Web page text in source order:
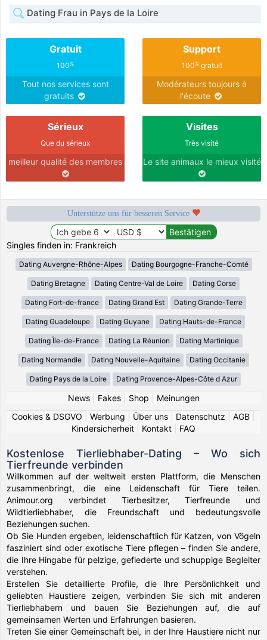
Dating Frau in Pays de la Loire
Gratuit
100%
Tout nos services sont
gratuits
Support
100%gratuit
Modérateurs toujours à
l'écoute
Sérieux
Que du sérieux
meilleur qualité des membres
Visites
Très visité
Le site animaux le mieux visité
Unterstütze uns für besseren Service
Singles finden in: Frankreich
Dating Auvergne-Rhône-Alpes Dating Bourgogne-Franche-Comté
Dating Bretagne Dating Centre-Val de Loire Dating Corse
Dating Fort-de-france Dating Grand Est Dating Grande-Terre
Dating Guadeloupe Dating Guyane Dating Hauts-de-France
Dating Île-de-France Dating La Réunion Dating Martinique
Dating Normandie Dating Nouvelle-Aquitaine Dating Occitanie
Dating Pays de la Loire Dating Provence-Alpes-Côte d Azur
News| Fakes| Shop
Meinungen
Cookies & DSGVO
Werbung Über uns Datenschutz AGB
Kindersicherheit
Kontakt FAQ
Kostenlose Tierliebhaber-Dating – Wo sich
Tierfreunde verbinden
Willkommen auf der weltweit ersten Plattform, die Menschen
zusammenbringt, die eine Leidenschaft für Tiere teilen.
Animour.org verbindet Tierbesitzer, Tierfreunde und
Wildtierliebhaber, die Freundschaft und bedeutungsvolle
Beziehungen suchen.
Ob Sie Hunden ergeben, leidenschaftlich für Katzen, von Vögeln
fasziniert sind oder exotische Tiere pflegen – finden Sie andere,
die Ihre Hingabe für pelzige, gefiederte und schuppige Begleiter
verstehen.
Erstellen Sie detaillierte Profile, die Ihre Persönlichkeit und
geliebten Haustiere zeigen, verbinden Sie sich mit anderen
Tierliebhabern und bauen Sie Beziehungen auf, die auf
gemeinsamen Werten und Erfahrungen basieren.
Treten Sie einer Gemeinschaft bei, in der Ihre Haustiere nicht nur